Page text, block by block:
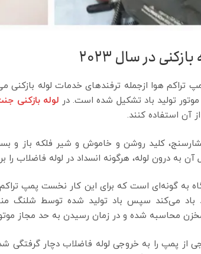
در سال 2023
تراکم هوا ازجمله ترفند‌های خدمات لوله
تولید باد تشکیل شده است. در لوله بازکنی
آن استفاده کنند.
کلید روشن و خاموش و شیر فلکه باز و
آن به درون لوله، هرگونه انسداد در لوله فاضلاب
به گونه‌ای است که برای این کار نخست پمپ
باد می‌کند سپس باد تولید شده توسط شلنگ
محاسبه شده و در زمان رسیدن به حد مجاز
از پمپ را به خروجی لوله فاضلاب دچار